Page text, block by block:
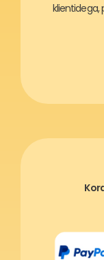
klientidega,